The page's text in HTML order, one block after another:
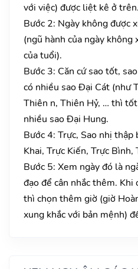
với việc) được liệt kê ở trên.
Bước 2: Ngày không được
(ngũ hành của ngày không
của tuổi).
Bước 3: Căn cứ sao tốt,
có nhiều sao Đại Cát (như
Thiên n, Thiên Hỷ, … thì
nhiều sao Đại Hung.
Bước 4: Trực, Sao nhị
Khai, Trực Kiến, Trực
Bước 5: Xem ngày đó là
đạo để cân nhắc thêm.
thì chọn thêm giờ (giờ
xung khắc với bản mệnh)